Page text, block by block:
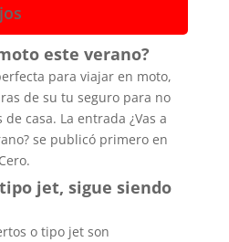
este verano?
para viajar en moto,
de su tu seguro para no
casa. La entrada ¿Vas a
se publicó primero en
jet, sigue siendo
o tipo jet son